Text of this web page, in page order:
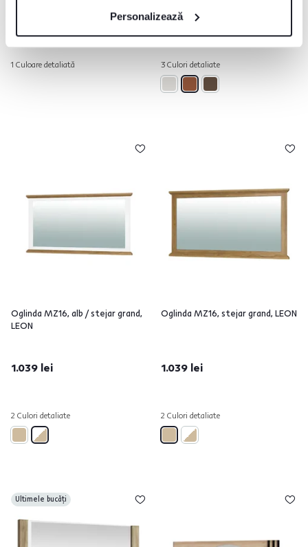
Personalizează
1 Culoare detaliată
639 lei
3 Culori detaliate
Oglinda MZ16, alb / stejar grand,
LEON
1.039 lei
2 Culori detaliate
Oglinda MZ16, stejar grand, LEON
1.039 lei
2 Culori detaliate
Ultimele bucăți